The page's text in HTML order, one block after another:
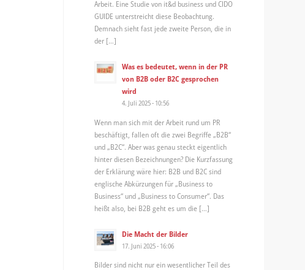
Arbeit. Eine Studie von it&d business und CIDO
GUIDE unterstreicht diese Beobachtung.
Demnach sieht fast jede zweite Person, die in
der […]
Was es bedeutet, wenn in der PR
von B2B oder B2C gesprochen
wird
4. Juli 2025 - 10:56
Wenn man sich mit der Arbeit rund um PR
beschäftigt, fallen oft die zwei Begriffe „B2B“
und „B2C“. Aber was genau steckt eigentlich
hinter diesen Bezeichnungen? Die Kurzfassung
der Erklärung wäre hier: B2B und B2C sind
englische Abkürzungen für „Business to
Business“ und „Business to Consumer“. Das
heißt also, bei B2B geht es um die […]
Die Macht der Bilder
17. Juni 2025 - 16:06
Bilder sind nicht nur ein wesentlicher Teil des